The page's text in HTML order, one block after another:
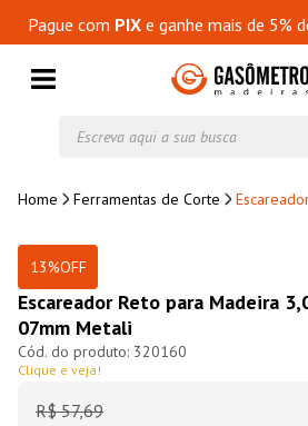
Pague com PIXe ganhe mais de 5%
Ferramentas de Corte
13%OFF
Escareador Reto para Madeira
07mm Metali
320160
Clique e veja!
R$ 57,69